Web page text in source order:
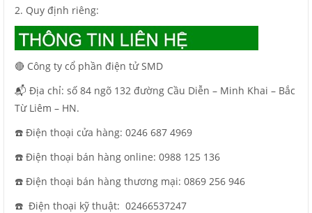
2. Quy định riêng:
🔴 Công ty cổ phần điện tử SMD
📬 Địa chỉ: số 84 ngõ 132 đường Cầu Diễn – Minh Khai – Bắc
Từ Liêm – HN.
☎️ Điện thoại cửa hàng: 0246 687 4969
☎️ Điện thoại bán hàng online: 0988 125 136
☎️ Điện thoại bán hàng thương mại: 0869 256 946
☎️ Điện thoại kỹ thuật: 02466537247